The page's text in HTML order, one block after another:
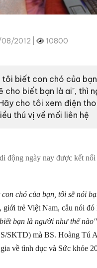
2012 | 10800
biết con chó của
cho biết bạn là ai", thì
cho tôi xem điện
thú vị về mối liên hệ
ngày nay được kết
chó của bạn, tôi sẽ nói
giới trẻ Việt Nam, câu nói
bạn là người như thế nào"
SKTD) mà BS. Hoàng Tú
về tình dục và Sức khỏe